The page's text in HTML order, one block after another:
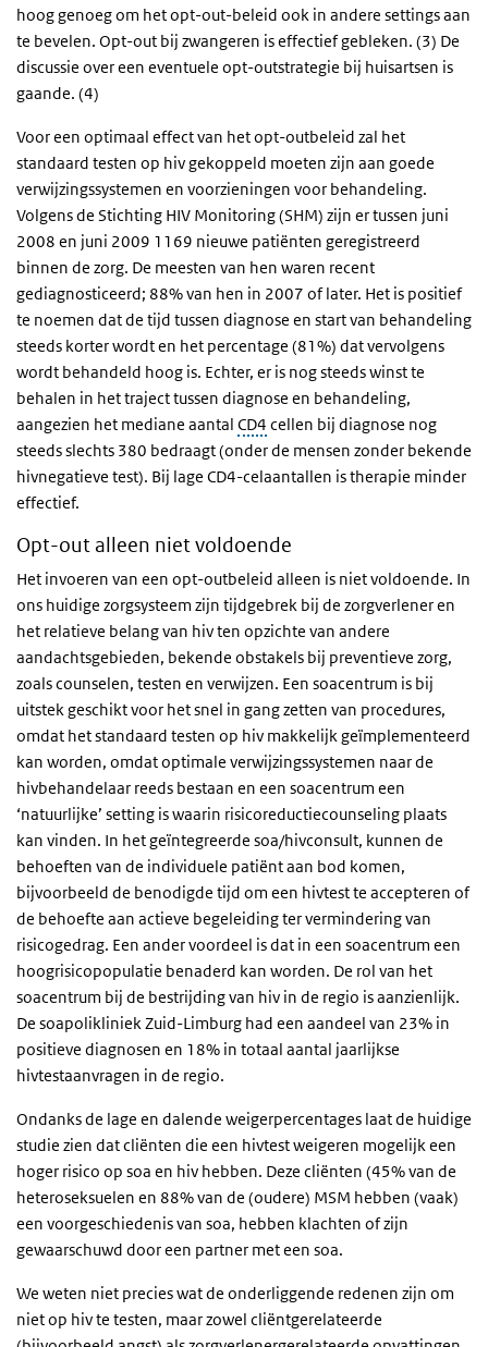
hoog genoeg om het opt-out-beleid ook in andere settings aan
te bevelen. Opt-out bij zwangeren is effectief gebleken. (3) De
discussie over een eventuele opt-outstrategie bij huisartsen is
gaande. (4)
Voor een optimaal effect van het opt-outbeleid zal het
standaard testen op hiv gekoppeld moeten zijn aan goede
verwijzingssystemen en voorzieningen voor behandeling.
Volgens de Stichting HIV Monitoring (SHM) zijn er tussen juni
2008 en juni 2009 1169 nieuwe patiënten geregistreerd
binnen de zorg. De meesten van hen waren recent
gediagnosticeerd; 88% van hen in 2007 of later. Het is positief
te noemen dat de tijd tussen diagnose en start van behandeling
steeds korter wordt en het percentage (81%) dat vervolgens
wordt behandeld hoog is. Echter, er is nog steeds winst te
behalen in het traject tussen diagnose en behandeling,
aangezien het mediane aantal CD4 cellen bij diagnose nog
steeds slechts 380 bedraagt (onder de mensen zonder bekende
hivnegatieve test). Bij lage CD4-celaantallen is therapie minder
effectief.
Opt-out alleen niet voldoende
Het invoeren van een opt-outbeleid alleen is niet voldoende. In
ons huidige zorgsysteem zijn tijdgebrek bij de zorgverlener en
het relatieve belang van hiv ten opzichte van andere
aandachtsgebieden, bekende obstakels bij preventieve zorg,
zoals counselen, testen en verwijzen. Een soacentrum is bij
uitstek geschikt voor het snel in gang zetten van procedures,
omdat het standaard testen op hiv makkelijk geïmplementeerd
kan worden, omdat optimale verwijzingssystemen naar de
hivbehandelaar reeds bestaan en een soacentrum een
‘natuurlijke’ setting is waarin risicoreductiecounseling plaats
kan vinden. In het geïntegreerde soa/hivconsult, kunnen de
behoeften van de individuele patiënt aan bod komen,
bijvoorbeeld de benodigde tijd om een hivtest te accepteren of
de behoefte aan actieve begeleiding ter vermindering van
risicogedrag. Een ander voordeel is dat in een soacentrum een
hoogrisicopopulatie benaderd kan worden. De rol van het
soacentrum bij de bestrijding van hiv in de regio is aanzienlijk.
De soapolikliniek Zuid-Limburg had een aandeel van 23% in
positieve diagnosen en 18% in totaal aantal jaarlijkse
hivtestaanvragen in de regio.
Ondanks de lage en dalende weigerpercentages laat de huidige
studie zien dat cliënten die een hivtest weigeren mogelijk een
hoger risico op soa en hiv hebben. Deze cliënten (45% van de
heteroseksuelen en 88% van de (oudere) MSM hebben (vaak)
een voorgeschiedenis van soa, hebben klachten of zijn
gewaarschuwd door een partner met een soa.
We weten niet precies wat de onderliggende redenen zijn om
niet op hiv te testen, maar zowel cliëntgerelateerde